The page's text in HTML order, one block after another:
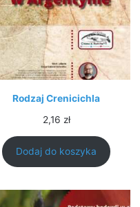
Rodzaj Crenicichla
2,16 zł
Dodaj do koszyka